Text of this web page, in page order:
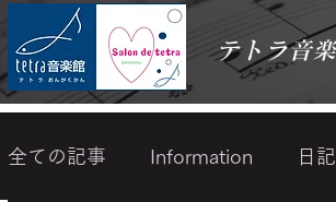
テトラ音
全ての記事 Information 日記